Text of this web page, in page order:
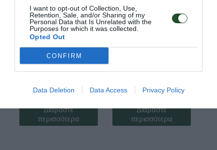
I want to opt-out of Collection, Use,
Retention, Sale, and/or Sharing of my
Personal Data that Is Unrelated with the
Purposes for which it was collected.
Opted Out
CONFIRM
Data Deletion Data Access Privacy Policy
Κωδ:04.0094
ΔΙΑΚΟΣΜΗΤΙΚΗ
Διαβάστε
περισσότερα
ΒΡΥΣΗ 1/2 ΔΙΠΛΗΣ
ΠΑΡΟΧΗΣ
Διαβάστε
περισσότερα